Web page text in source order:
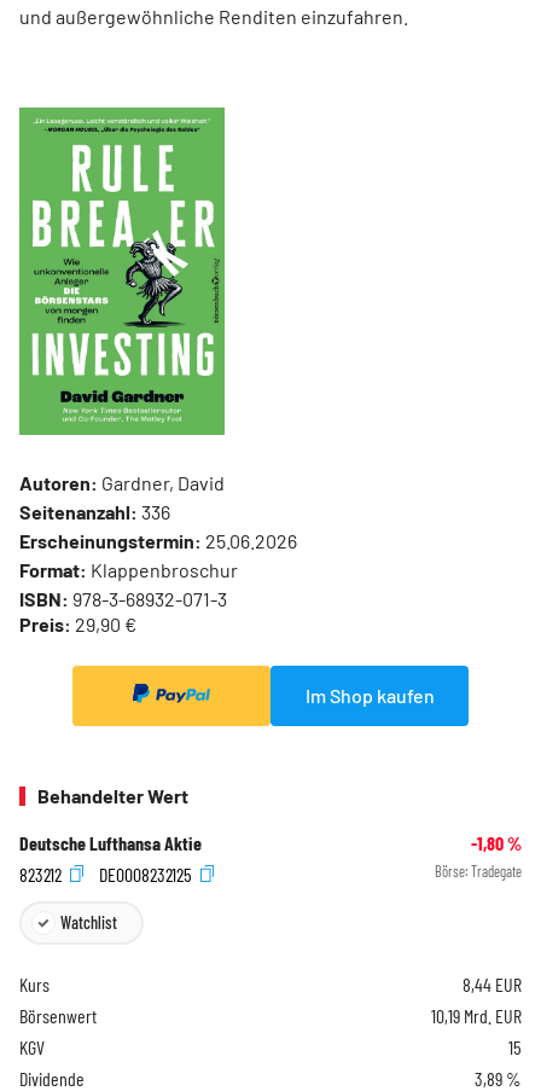
und außergewöhnliche Renditen einzufahren.
Autoren: Gardner, David
Seitenanzahl: 336
Erscheinungstermin: 25.06.2026
Format: Klappenbroschur
ISBN: 978-3-68932-071-3
Preis: 29,90 €
Im Shop kaufen
Behandelter Wert
Deutsche Lufthansa Aktie -1,80%
823212
DE0008232125 Börse: Tradegate
Watchlist
Kurs 8,44 EUR
Börsenwert
10,19 Mrd. EUR
KGV
15
Dividende
3,89 %